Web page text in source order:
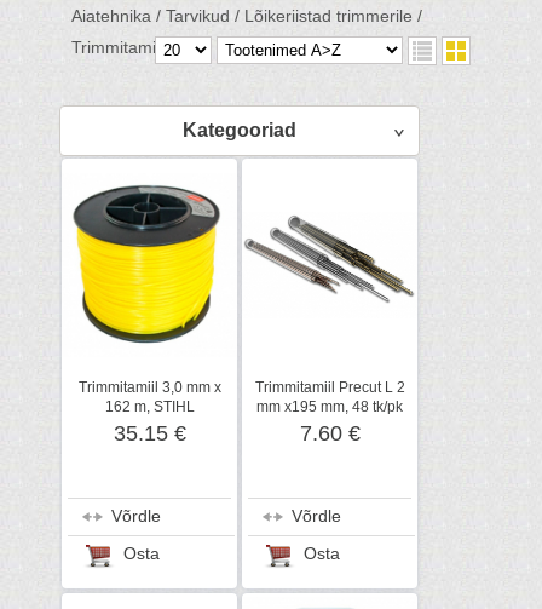
Aiatehnika / Tarvikud / Lõikeriistad trimmerile /
Trimmitamiilid /
Kategooriad
Trimmitamiil 3,0 mm x
162 m, STIHL
35.15 €
Võrdle
Osta
Trimmitamiil Precut L 2
mm x195 mm, 48 tk/pk
7.60 €
Võrdle
Osta